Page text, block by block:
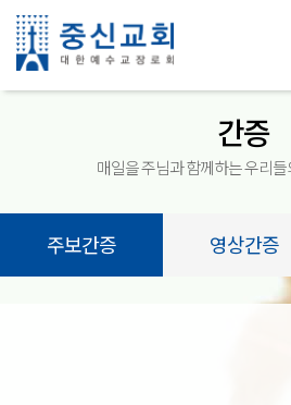
간증
매일을 주님과 함께하는 우리
주보간증 영상간증